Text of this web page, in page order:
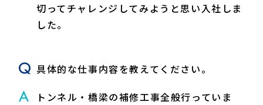
切ってチャレンジしてみようと思い入社しま
した。
具体的な仕事内容を教えてください。
トンネル・橋梁の補修工事全般行っていま